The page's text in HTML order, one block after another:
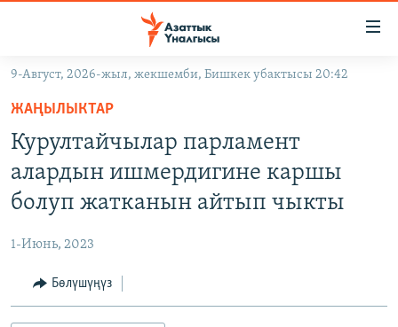
Навигацияга
өтүңүз
Издөөгө
салыңызКЫРГЫЗСТАН
МАДАНИЯТ
ДҮЙНӨ
УКРАИНА
ТВ ПРОГРАММАЛАР
БҮГҮН АЗАТТЫКТА
ПОДКАСТ
9-Август, 2026-жыл, жекшемби, Бишкек убактысы 20:42
ЖАҢЫЛЫКТАР
Курултайчылар парламент
алардын ишмердигине каршы
болуп жатканын айтып чыкты
1-Июнь, 2023
Бөлүшүңүз